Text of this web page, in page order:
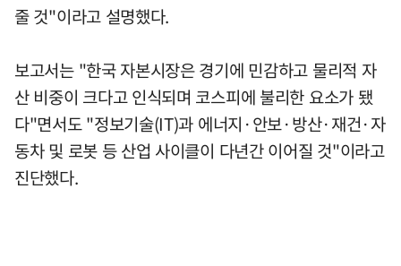
줄 것"이라고 설명했다.
보고서는 "한국 자본시장은 경기에 민감하고 물리적 자
산 비중이 크다고 인식되며 코스피에 불리한 요소가 됐
다"면서도 "정보기술(IT)과 에너지·안보·방산·재건·자
동차 및 로봇 등 산업 사이클이 다년간 이어질 것"이라고
진단했다.